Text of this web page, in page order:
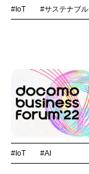
#IoT #サステナブル
#IoT #AI